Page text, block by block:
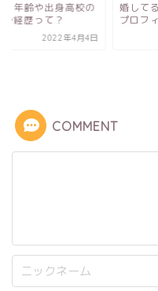
？年齢や出身高校の
や経歴って？
2022年4月4日
婚して
プロフ
COMMENT